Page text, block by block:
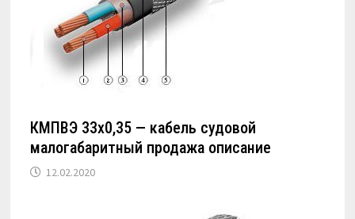
КМПВЭ 33х0,35 — кабель судовой
малогабаритный продажа описание
12.02.2020